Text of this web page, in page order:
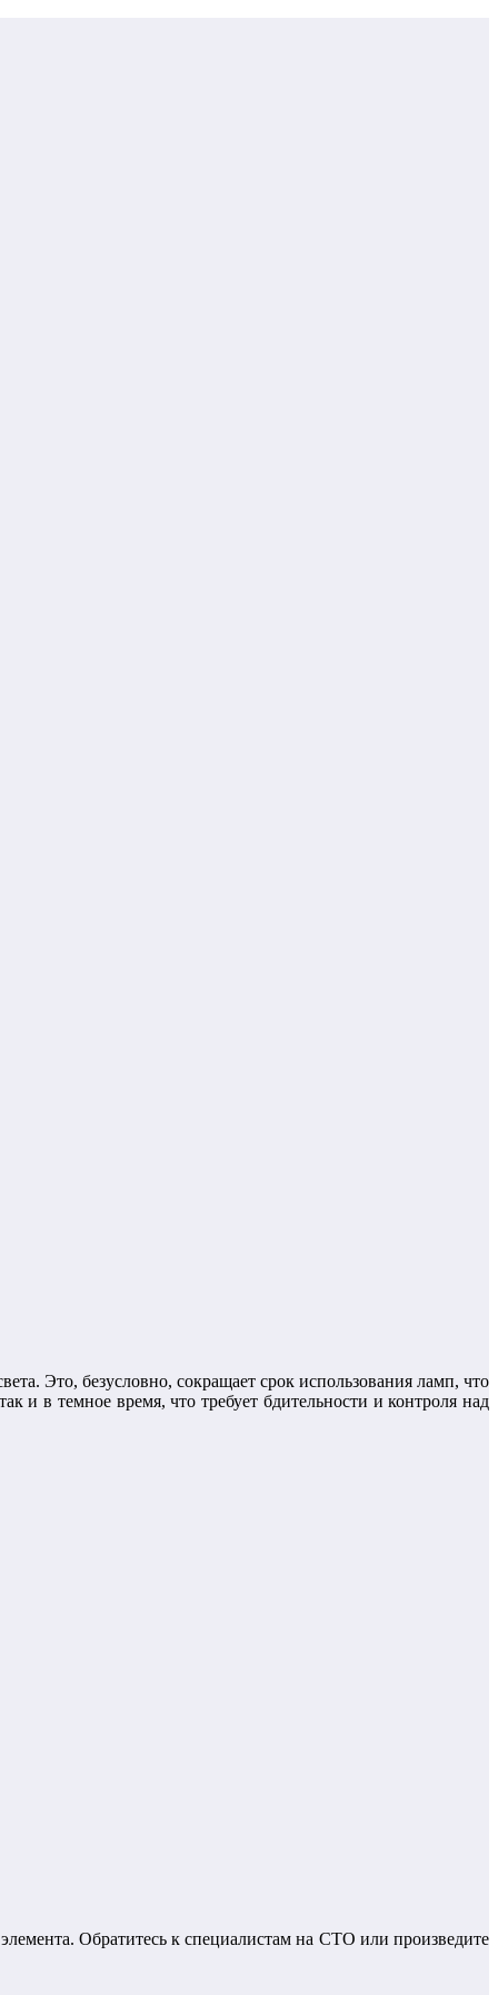
Это, безусловно, сокращает срок использования ламп, что
и в темное время, что требует бдительности и контроля над
Обратитесь к специалистам на СТО или произведите